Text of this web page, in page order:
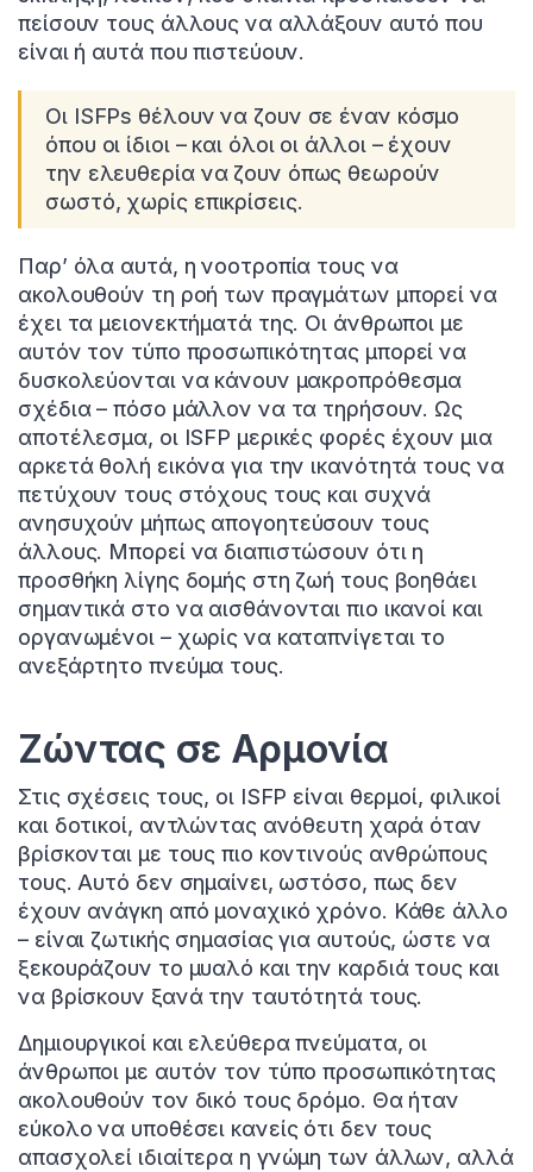
πείσουν τους άλλους να αλλάξουν αυτό που
είναι ή αυτά που πιστεύουν.
Οι ISFPs θέλουν να ζουν σε έναν κόσμο
όπου οι ίδιοι – και όλοι οι άλλοι – έχουν
την ελευθερία να ζουν όπως θεωρούν
σωστό, χωρίς επικρίσεις.
Παρ’ όλα αυτά, η νοοτροπία τους να
ακολουθούν τη ροή των πραγμάτων μπορεί να
έχει τα μειονεκτήματά της. Οι άνθρωποι με
αυτόν τον τύπο προσωπικότητας μπορεί να
δυσκολεύονται να κάνουν μακροπρόθεσμα
σχέδια – πόσο μάλλον να τα τηρήσουν. Ως
αποτέλεσμα, οι ISFP μερικές φορές έχουν μια
αρκετά θολή εικόνα για την ικανότητά τους να
πετύχουν τους στόχους τους και συχνά
ανησυχούν μήπως απογοητεύσουν τους
άλλους. Μπορεί να διαπιστώσουν ότι η
προσθήκη λίγης δομής στη ζωή τους βοηθάει
σημαντικά στο να αισθάνονται πιο ικανοί και
οργανωμένοι – χωρίς να καταπνίγεται το
ανεξάρτητο πνεύμα τους.
Ζώντας σε Αρμονία
Στις σχέσεις τους, οι ISFP είναι θερμοί, φιλικοί
και δοτικοί, αντλώντας ανόθευτη χαρά όταν
βρίσκονται με τους πιο κοντινούς ανθρώπους
τους. Αυτό δεν σημαίνει, ωστόσο, πως δεν
έχουν ανάγκη από μοναχικό χρόνο. Κάθε άλλο
– είναι ζωτικής σημασίας για αυτούς, ώστε να
ξεκουράζουν το μυαλό και την καρδιά τους και
να βρίσκουν ξανά την ταυτότητά τους.
Δημιουργικοί και ελεύθερα πνεύματα, οι
άνθρωποι με αυτόν τον τύπο προσωπικότητας
ακολουθούν τον δικό τους δρόμο. Θα ήταν
εύκολο να υποθέσει κανείς ότι δεν τους
απασχολεί ιδιαίτερα η γνώμη των άλλων, αλλά